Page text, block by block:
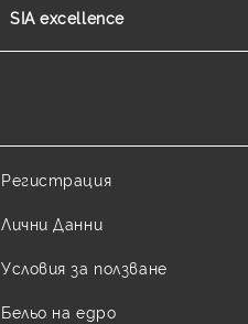
SIA excellence
Регистрация
Лични Данни
Условия за ползване
Бельо на едро